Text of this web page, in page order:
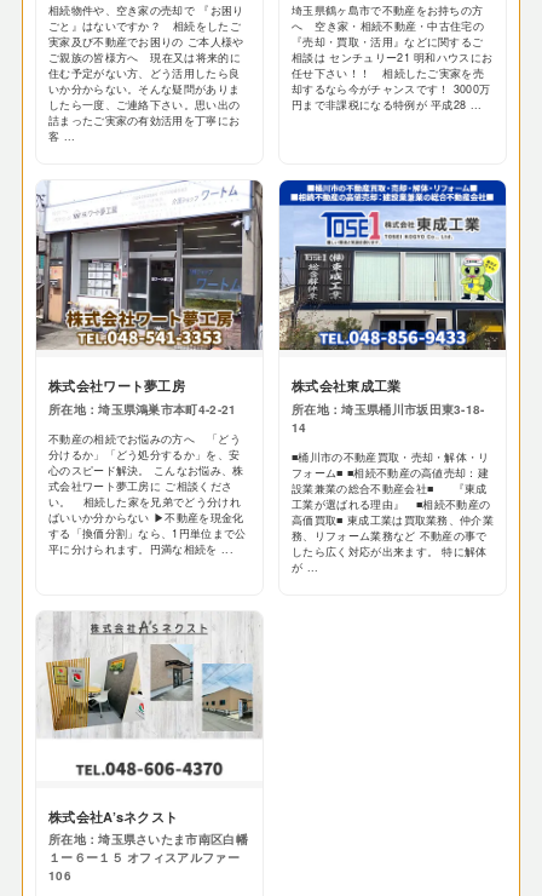
相続物件や、空き家の売却で 『お困り
ごと』はないですか？ 相続をしたご
実家及び不動産でお困りの ご本人様や
ご親族の皆様方へ 現在又は将来的に
住む予定がない方、どう活用したら良
いか分からない。そんな疑問がありま
したら一度、ご連絡下さい。思い出の
詰まったご実家の有効活用を丁寧にお
客 ...
埼玉県鶴ヶ島市で不動産をお持ちの方
へ 空き家・相続不動産・中古住宅の
『売却・買取・活用』などに関するご
相談は センチュリー21 明和ハウスにお
任せ下さい！！ 相続したご実家を売
却するなら今がチャンスです！ 3000万
円まで非課税になる特例が 平成28 ...
株式会社ワート夢工房
所在地：埼玉県鴻巣市本町4-2-21
不動産の相続でお悩みの方へ 「どう
分けるか」「どう処分するか」を、安
心のスピード解決。 こんなお悩み、株
式会社ワート夢工房に ご相談くださ
い。 相続した家を兄弟でどう分けれ
ばいいか分からない ▶不動産を現金化
する「換価分割」なら、1円単位まで公
平に分けられます。円満な相続を ...
株式会社東成工業
所在地：埼玉県桶川市坂田東3-18-
14
■桶川市の不動産買取・売却・解体・リ
フォーム■ ■相続不動産の高値売却：建
設業兼業の総合不動産会社■ 『東成
工業が選ばれる理由』 ■相続不動産の
高価買取■ 東成工業は買取業務、仲介業
務、リフォーム業務など 不動産の事で
したら広く対応が出来ます。 特に解体
が ...
株式会社A’sネクスト
所在地：埼玉県さいたま市南区白幡
１ー６ー１５ オフィスアルファー
106